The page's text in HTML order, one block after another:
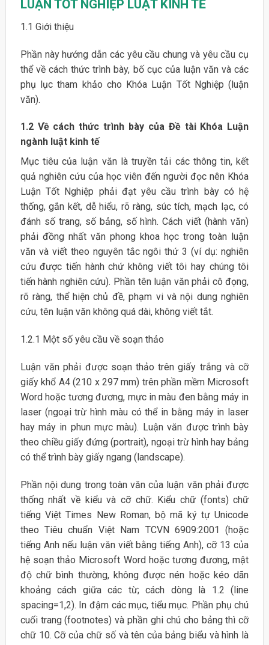
LUẬN TỐT NGHIỆP LUẬT KINH TẾ
1.1 Giới thiệu
Phần này hướng dẫn các yêu cầu chung và yêu cầu cụ
thể về cách thức trình bày, bố cục của luận văn và các
phụ lục tham khảo cho Khóa Luận Tốt Nghiệp (luận
văn).
1.2 Về cách thức trình bày của Đề tài Khóa Luận
ngành luật kinh tế
Mục tiêu của luận văn là truyền tải các thông tin, kết
quả nghiên cứu của học viên đến người đọc nên Khóa
Luận Tốt Nghiệp phải đạt yêu cầu trình bày có hệ
thống, gắn kết, dễ hiểu, rõ ràng, súc tích, mạch lạc, có
đánh số trang, số bảng, số hình. Cách viết (hành văn)
phải đồng nhất văn phong khoa học trong toàn luận
văn và viết theo nguyên tắc ngôi thứ 3 (ví dụ: nghiên
cứu được tiến hành chứ không viết tôi hay chúng tôi
tiến hành nghiên cứu). Phần tên luận văn phải cô đọng,
rõ ràng, thể hiện chủ đề, phạm vi và nội dung nghiên
cứu, tên luận văn không quá dài, không viết tắt.
1.2.1 Một số yêu cầu về soạn thảo
Luận văn phải được soạn thảo trên giấy trắng và cỡ
giấy khổ A4 (210 x 297 mm) trên phần mềm Microsoft
Word hoặc tương đương, mực in màu đen bằng máy in
laser (ngoại trừ hình màu có thể in bằng máy in laser
hay máy in phun mực màu). Luận văn được trình bày
theo chiều giấy đứng (portrait), ngoại trừ hình hay bảng
có thể trình bày giấy ngang (landscape).
Phần nội dung trong toàn văn của luận văn phải được
thống nhất về kiểu và cỡ chữ. Kiểu chữ (fonts) chữ
tiếng Việt Times New Roman, bộ mã ký tự Unicode
theo Tiêu chuẩn Việt Nam TCVN 6909:2001 (hoặc
tiếng Anh nếu luận văn viết bằng tiếng Anh), cỡ 13 của
hệ soạn thảo Microsoft Word hoặc tương đương, mật
độ chữ bình thường, không được nén hoặc kéo dãn
khoảng cách giữa các từ; cách dòng là 1.2 (line
spacing=1,2). In đậm các mục, tiểu mục. Phần phụ chú
cuối trang (footnotes) và phần ghi chú cho bảng thì cỡ
chữ 10. Cỡ của chữ số và tên của bảng biểu và hình là